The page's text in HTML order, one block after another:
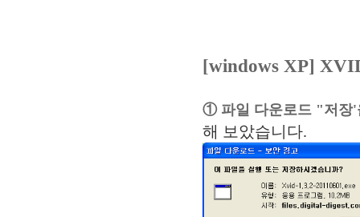
[windows XP]
① 파일 다운로드 "저장'
해 보았습니다.